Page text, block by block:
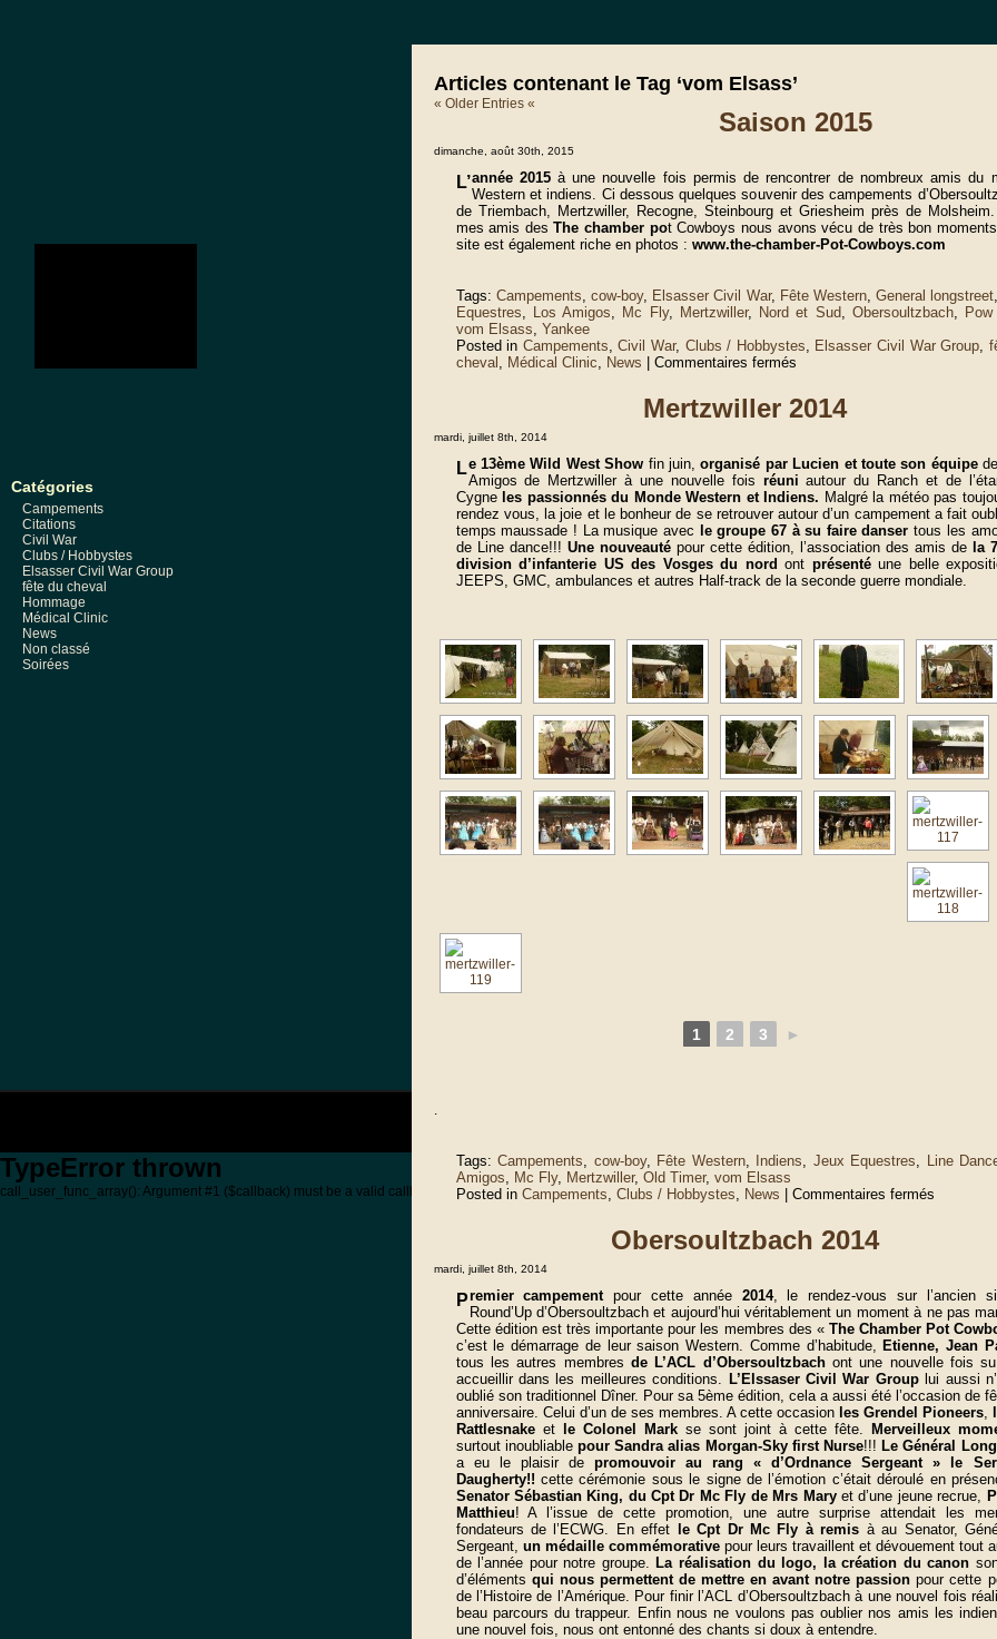
Catégories
Campements
Citations
Civil War
Clubs / Hobbystes
Elsasser Civil War Group
fête du cheval
Hommage
Médical Clinic
News
Non classé
Soirées
Articles contenant le Tag ‘vom Elsass’
« Older Entries «
Saison 2015
dimanche, août 30th, 2015
L’année 2015 à une nouvelle fois permis de rencontrer de nombreux amis du
Western et indiens. Ci dessous quelques souvenir des campements
de Triembach, Mertzwiller, Recogne, Steinbourg et Griesheim près de
mes amis desThe chamber pot Cowboys nous avons vécu de très bon
site est également riche en photos : www.the-chamber-Pot-Cowboys.com
Tags: Campements, cow-boy, Elsasser Civil War, Fête Western,General longstreet,
Equestres, Los Amigos, Mc Fly, Mertzwiller, Nord et Sud,Obersoultzbach,
vom Elsass, Yankee
Posted in Campements,Civil War, Clubs / Hobbystes, Elsasser Civil War Group,
cheval , Médical Clinic, News Commentaires ferméssur
2015
Mertzwiller 2014
mardi, juillet 8th, 2014
Le 13ème Wild West Show fin juin,organisé par Lucien et toute son équipe
Amigos de Mertzwiller à une nouvelle fois réuniautour du Ranch et de
Cygne les passionnés du Monde Western et Indiens. Malgré la météo pas
rendez vous, la joie et le bonheur de se retrouver autour d’un campement a fait
temps maussade ! La musique avec
le groupe 67 à su faire dansertous les
de Line dance!!! Une nouveauté pour cette édition, l’association des amis de la
division d’infanterie US des Vosges du nord ont présenté une belle
JEEPS, GMC, ambulances et autres Half-track de la seconde guerre mondiale.
1 2 3 ►
.
Tags: Campements, cow-boy, Fête Western, Indiens, Jeux Equestres, Line
Amigos, Mc Fly, Mertzwiller, Old Timer, vom Elsass
Posted in Campements, Clubs / Hobbystes, News Commentaires ferméssur
Obersoultzbach 2014
mardi, juillet 8th, 2014
Premier campementpour cette année2014, le rendez-vous sur l’ancien
Round’Up d’Obersoultzbach et aujourd’hui véritablement un moment à ne pas
Cette édition est très importante pour les membres des « The Chamber Pot
c’est le démarrage de leur saison Western. Comme d’habitude, Etienne, Jean
tous les autres membres de L’ACL d’Obersoultzbach ont une nouvelle fois
accueillir dans les meilleures conditions. L’Elssaser Civil War Group lui aussi
oublié son traditionnel Dîner. Pour sa 5ème édition, cela a aussi été l’occasion de
anniversaire. Celui d’un de ses membres. A cette occasion les Grendel Pioneers,
Rattlesnakeet le Colonel Mark se sont joint à cette fête. Merveilleux
surtout inoubliable pour Sandra alias Morgan-Sky first Nurse!!! Le Général
a eu le plaisir de promouvoir au rang « d’Ordnance Sergeant » le
Daugherty!! cette cérémonie sous le signe de l’émotion c’était déroulé en
Senator Sébastian King, du Cpt Dr Mc Fly de Mrs Mary et d’une jeune recrue,
Matthieu! A l’issue de cette promotion, une autre surprise attendait les
fondateurs de l’ECWG. En effet
le Cpt Dr Mc Fly à remis à au Senator,
Sergeant, un médaille commémorative pour leurs travaillent et dévouement tout
de l’année pour notre groupe. La réalisation du logo, la création du canon
d’éléments qui nous permettent de mettre en avant notre passionpour cette
de l’Histoire de l’Amérique. Pour finir l’ACL d’Obersoultzbach à une nouvel fois
beau parcours du trappeur. Enfin nous ne voulons pas oublier nos amis les
une nouvel fois, nous ont entonné des chants si doux à entendre.
TypeError thrown
call_user_func_array(): Argument #1 ($callback) must be a valid callback, non-static method PA_Filter::spool_analytics() cannot be called statically